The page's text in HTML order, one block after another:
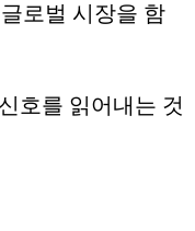
로벌 시장을 함
호를 읽어내는 것